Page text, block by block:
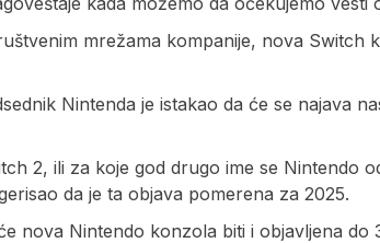
mrežama kompanije, nova Switch
Nintenda je istakao da će se najava
2, ili za koje god drugo ime se Nintendo
da je ta objava pomerena za 2025.
nova Nintendo konzola biti i objavljena do